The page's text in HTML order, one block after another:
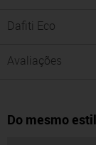
Dafiti Eco
Avaliações
Do mesmo